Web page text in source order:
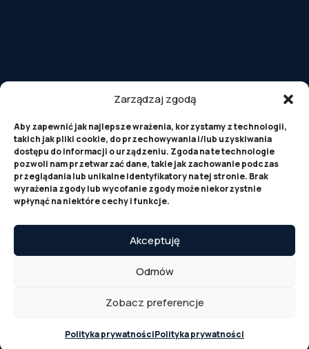
Zarządzaj zgodą
Aby zapewnić jak najlepsze wrażenia, korzystamy z technologii,
takich jak pliki cookie, do przechowywania i/lub uzyskiwania
dostępu do informacji o urządzeniu. Zgoda na te technologie
pozwoli nam przetwarzać dane, takie jak zachowanie podczas
przeglądania lub unikalne identyfikatory na tej stronie. Brak
wyrażenia zgody lub wycofanie zgody może niekorzystnie
wpłynąć na niektóre cechy i funkcje.
Akceptuję
Odmów
Zobacz preferencje
Polityka prywatnościPolityka prywatności
© 2026 Casa
Dinero. All rights